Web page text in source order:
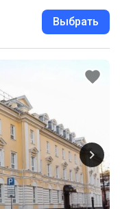
Выбрать